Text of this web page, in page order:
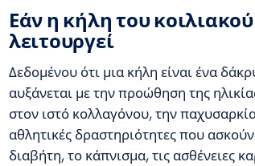
Εάν η κήλη του
λειτουργεί
Δεδομένου ότι μια κήλη είναι ένα
αυξάνεται με την προώθηση της
στον ιστό κολλαγόνου, την
αθλητικές δραστηριότητες που
διαβήτη, το κάπνισμα, τις ασθένειες